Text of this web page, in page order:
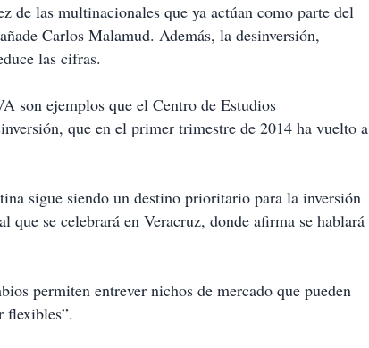
de las multinacionales que ya actúan como parte del
Carlos Malamud. Además, la desinversión,
las cifras.
son ejemplos que el Centro de Estudios
que en el primer trimestre de 2014 ha vuelto a
sigue siendo un destino prioritario para la inversión
se celebrará en Veracruz, donde afirma se hablará
permiten entrever nichos de mercado que pueden
flexibles”.